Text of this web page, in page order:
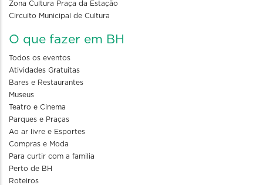
Zona Cultura Praça da Estação
Circuito Municipal de Cultura
O que fazer em BH
Todos os eventos
Atividades Gratuitas
Bares e Restaurantes
Museus
Teatro e Cinema
Parques e Praças
Ao ar livre e Esportes
Compras e Moda
Para curtir com a familia
Perto de BH
Roteiros